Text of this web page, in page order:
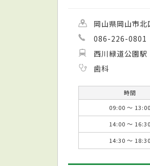
岡山県岡山市
086-226-0801
西川緑道公園駅
歯科
時間
09:00 ～ 13:00
14:00 ～ 16:30
14:30 ～ 18:30